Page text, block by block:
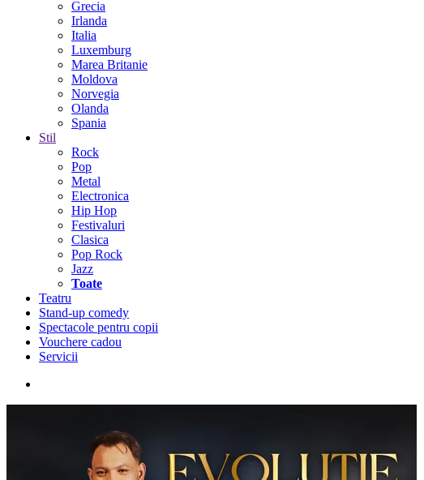
Grecia
Irlanda
Italia
Luxemburg
Marea Britanie
Moldova
Norvegia
Olanda
Spania
Stil
Rock
Pop
Metal
Electronica
Hip Hop
Festivaluri
Clasica
Pop Rock
Jazz
Toate
Teatru
Stand-up comedy
Spectacole pentru copii
Vouchere cadou
Servicii